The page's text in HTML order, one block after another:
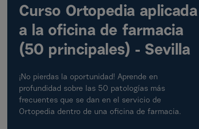
Curso Ortopedia aplicada
a la oficina de farmacia
(50 principales) - Sevilla
¡No pierdas la oportunidad! Aprende en
profundidad sobre las 50 patologías más
frecuentes que se dan en el servicio de
Ortopedia dentro de una oficina de farmacia.